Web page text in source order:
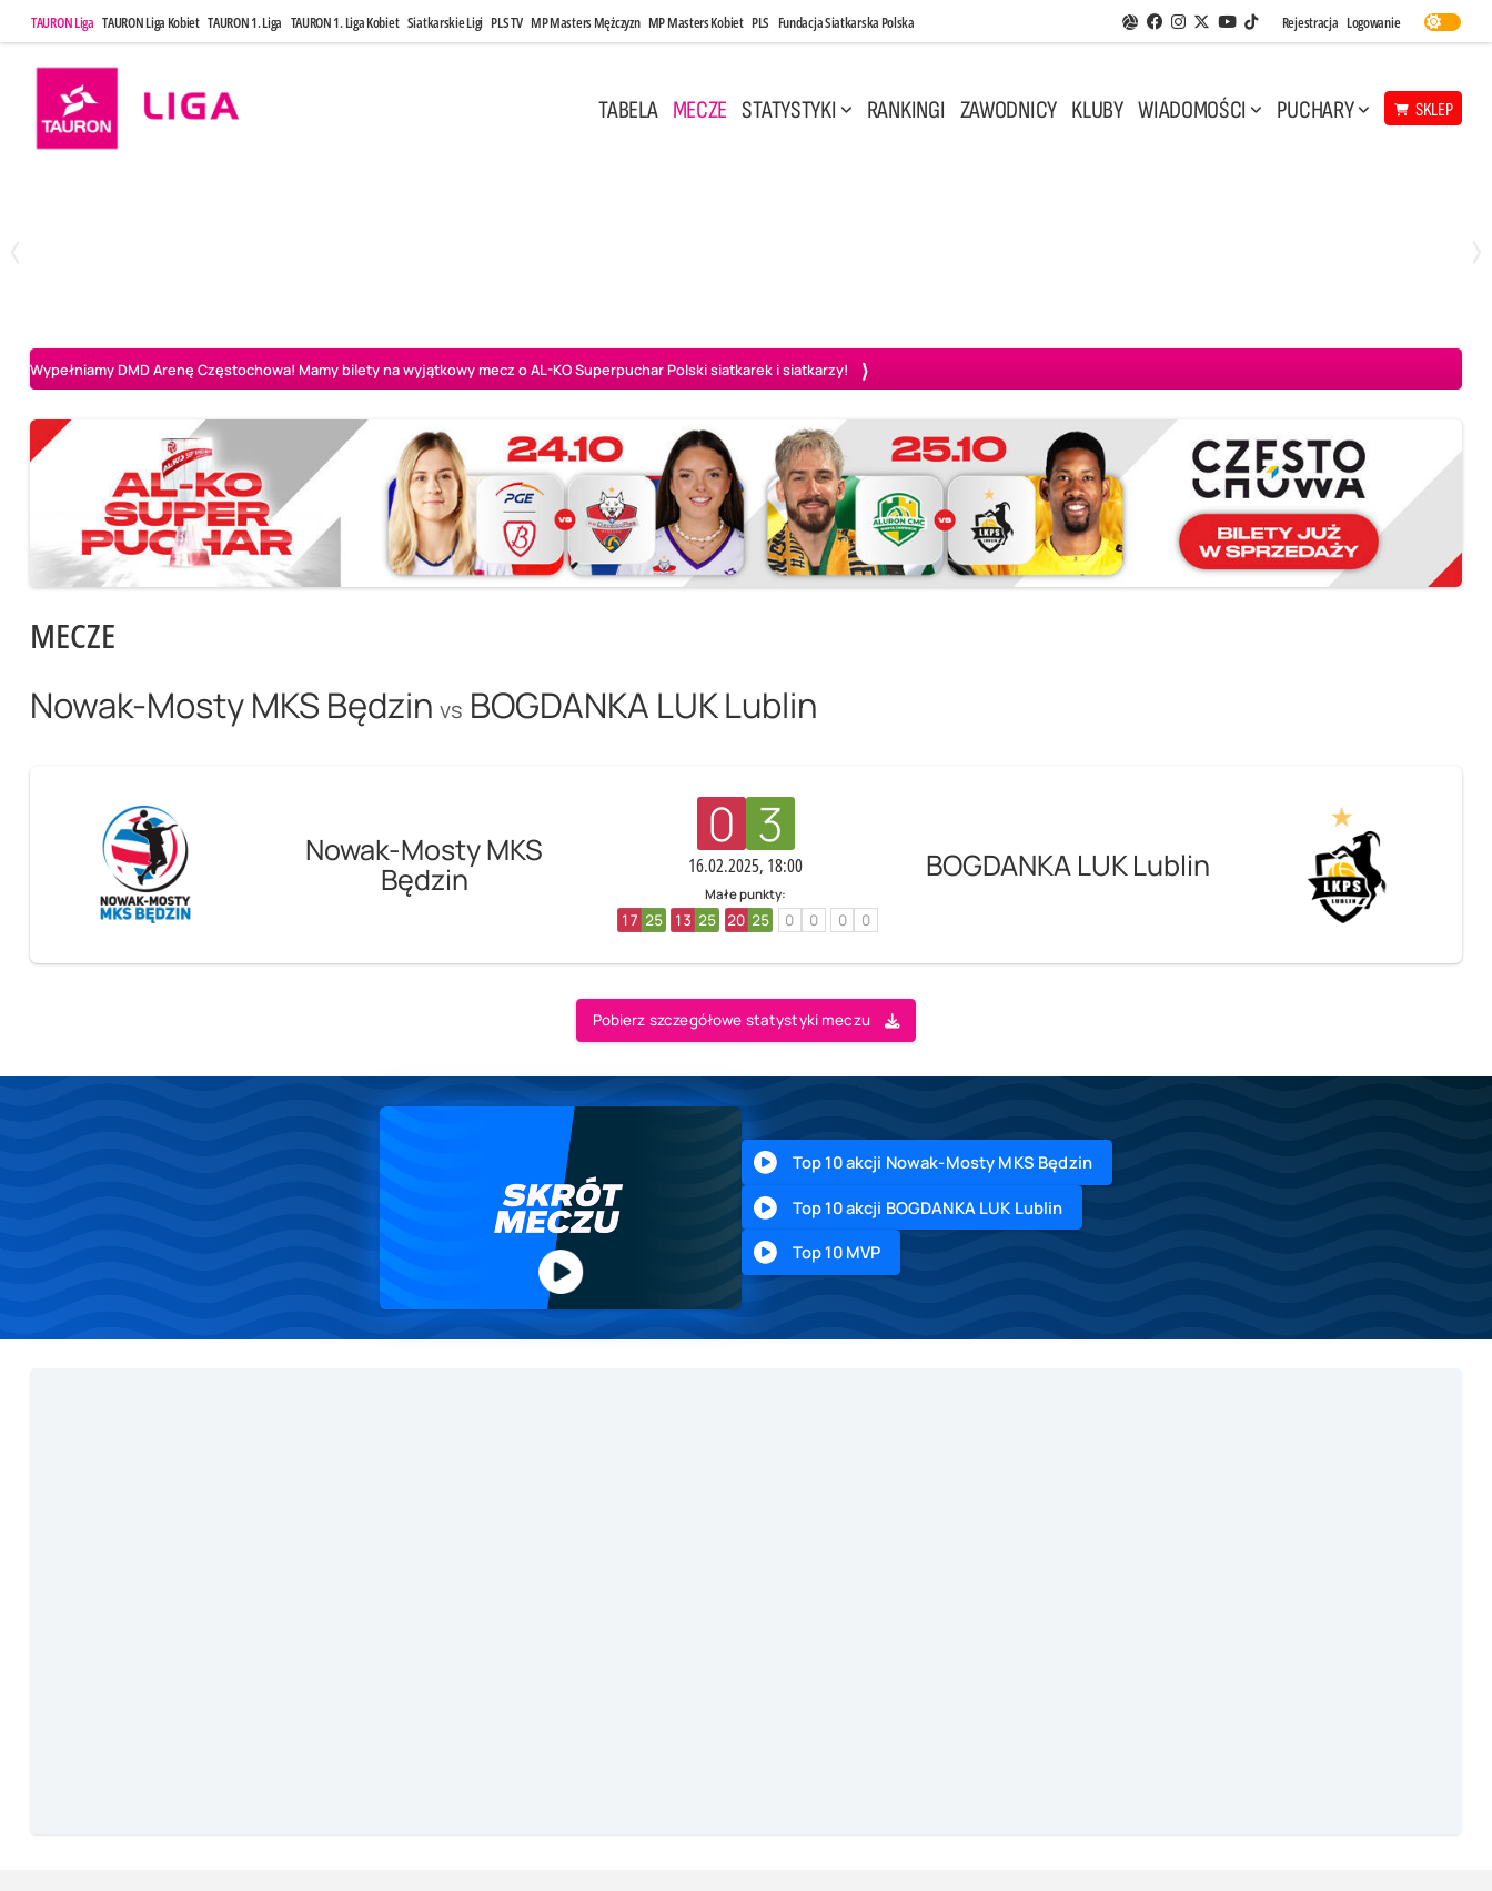
TAURON Liga TAURON Liga Kobiet TAURON 1. Liga TAURON 1. Liga Kobiet Siatkarskie Ligi PLS TV MP Masters Mężczyzn MP Masters Kobiet PLS Fundacja Siatkarska Polska Aplikacja Siatkarskie Ligi
Facebook
Instagram
Twitter
Youtube
TikTok
Rejestracja Logowanie
TABELA MECZE STATYSTYKI RANKINGI ZAWODNICY KLUBY WIADOMOŚCI PUCHARY SKLEP
Wypełniamy DMD Arenę Częstochowa! Mamy bilety na wyjątkowy mecz o AL-KO Superpuchar Polski siatkarek i siatkarzy!
MECZE
Nowak-Mosty MKS Będzin vs BOGDANKA LUK Lublin
Nowak-Mosty MKS
Będzin
0 3
16.02.2025, 18:00
Małe punkty:
17 25 13 25 20 25 0 0 0 0
BOGDANKA LUK Lublin
Pobierz szczegółowe statystyki meczu
Top 10 akcji Nowak-Mosty MKS Będzin
Top 10 akcji BOGDANKA LUK Lublin
Top 10 MVP